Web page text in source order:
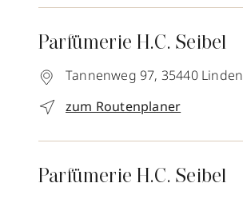
Parfümerie H.C. Seibel
Tannenweg 97, 35440 Linden
zum Routenplaner
Parfümerie H.C. Seibel